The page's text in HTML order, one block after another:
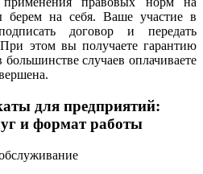
на себя. Ваше участие в
договор и передать
этом вы получаете гарантию
большинстве случаев оплачиваете
для предприятий:
и формат работы